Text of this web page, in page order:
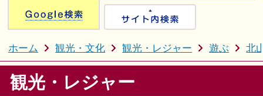
Google検索
ホーム 観光・文化 観光・レジャー 遊ぶ 北
観光・レジャー